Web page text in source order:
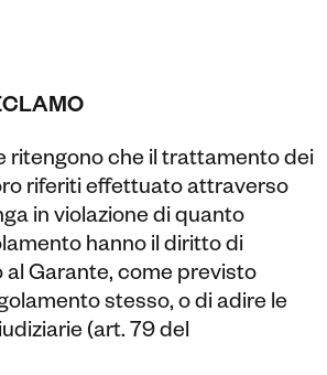
ritengono che il trattamento dei
riferiti effettuato attraverso
in violazione di quanto
hanno il diritto di
Garante, come previsto
stesso, o di adire le
(art. 79 del